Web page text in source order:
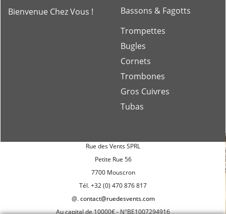
Atelier de réparations
Flûtes Traversières
Bassons & Fagotts
Trompettes
Bugles
Cornets
Trombones
Rue des Vents SPRL
Petite Rue 56
7700 Mouscron